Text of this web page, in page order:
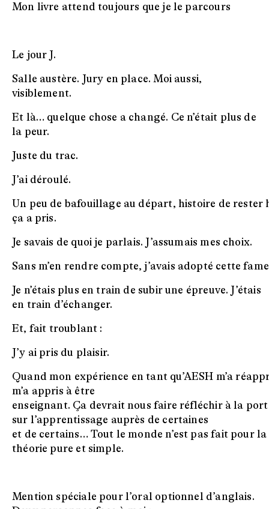
Mon livre attend toujours que je le parcours
Le jour J.
Salle austère. Jury en place. Moi aussi,
visiblement.
Et là… quelque chose a changé. Ce n’était plus de
la peur.
Juste du trac.
J’ai déroulé.
Un peu de bafouillage au départ, histoire de rester
ça a pris.
Je savais de quoi je parlais. J’assumais mes choix.
Sans m’en rendre compte, j’avais adopté cette
Je n’étais plus en train de subir une épreuve. J’étais
en train d’échanger.
Et, fait troublant :
J’y ai pris du plaisir.
Quand mon expérience en tant qu’AESH m’a
m’a appris à être
enseignant. Ça devrait nous faire réfléchir à la
sur l’apprentissage auprès de certaines
et de certains… Tout le monde n’est pas fait pour la
théorie pure et simple.
Mention spéciale pour l’oral optionnel d’anglais.